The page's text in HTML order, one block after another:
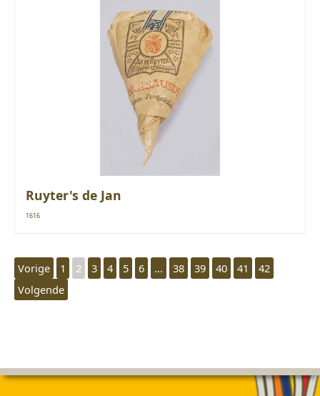
Ruyter's de Jan
1616
Vorige 1 2 3 4 5 6 ... 38 39 40 41
42
Volgende